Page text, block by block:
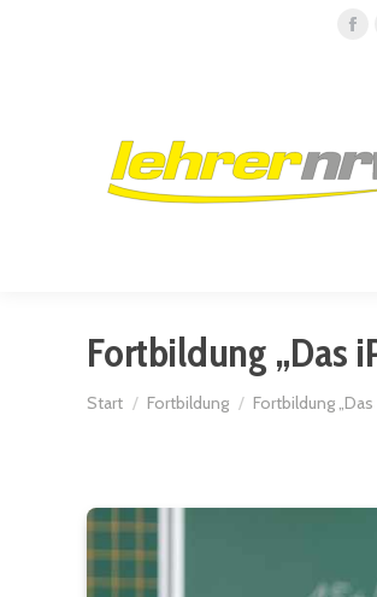
Fortbildung „Das
Sie befinden sich hier:
Start Fortbildung Fortbildung